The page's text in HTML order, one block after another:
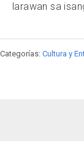
larawan sa
Categorías: Cultura y